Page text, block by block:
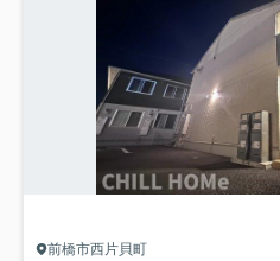
前橋市西片貝町